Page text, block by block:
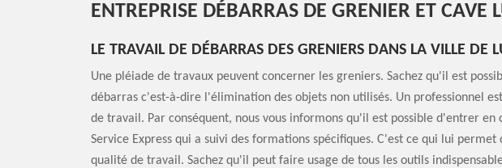
ENTREPRISE DÉBARRAS DE GRENIER ET CAVE
LE TRAVAIL DE DÉBARRAS DES GRENIERS DANS LA VILLE DE
Une pléiade de travaux peuvent concerner les greniers. Sachez qu'il est
débarras c'est-à-dire l'élimination des objets non utilisés. Un professionnel
de travail. Par conséquent, nous vous informons qu'il est possible d'entrer en
Service Express qui a suivi des formations spécifiques. C'est ce qui lui
qualité de travail. Sachez qu'il peut faire usage de tous les outils